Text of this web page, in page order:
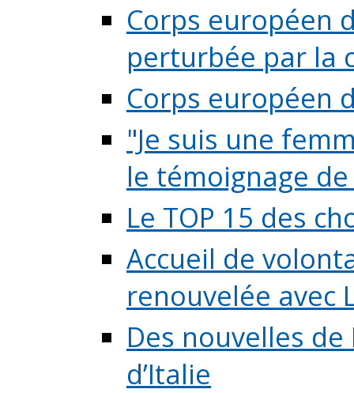
Corps européen
perturbée par la
Corps européen
"Je suis une
le témoignage de
Le TOP 15 des
Accueil de
renouvelée avec
Des nouvelles
d’Italie